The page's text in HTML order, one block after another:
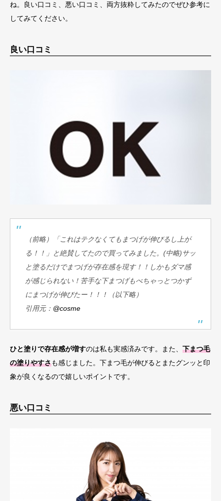
ね。良い口コミ、悪い口コミ、両方抜粋してみたのでぜひ参考に
してみてください。
良い口コミ
（前略）「これはテクなくてもまつげが伸びるし上が
る！！」と絶賛してたので買ってみました。(中略)サッ
と塗るだけでまつげが存在感を現す！！しかもダマ感
が感じられない！苦手な下まつげもべちゃっとつかず
にまつげが伸びたー！！！（以下略）
引用元： @cosme
ひと塗りで存在感が増すのは私も実感済みです。また、 下まつ毛
の塗りやすさも感じました。下まつ毛が伸びるとまたグンッと印
象が良くなるので嬉しいポイントです。
悪い口コミ